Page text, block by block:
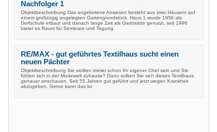
Nachfolger 1
Objektbeschreibung Das angebotene Anwesen besteht aus zwei Häusern auf
einem großzügig angelegten Gartengrundstück. Haus 1 wurde 1956 als
Dorfschule erbaut und danach lange Zeit als Gaststätte genutzt, seit 1996
bietet es Raum für Seminare und Tagung
RE/MAX - gut geführtes Textilhaus sucht einen
neuen Pächter
Objektbeschreibung Sie wollten immer schon Ihr eigener Chef sein und Sie
fühlen sich in der Modewelt zuhause? Dann sollten Sie sich dieses Textilhaus
genauer anschauen. Seit 55 Jahren gut geführt und jetzt wegen Krankheit
abzugeben. Gerne kann das ko